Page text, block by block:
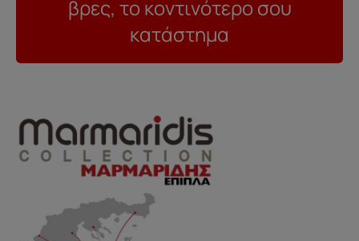
βρες, το κοντινότερο σου
κατάστημα